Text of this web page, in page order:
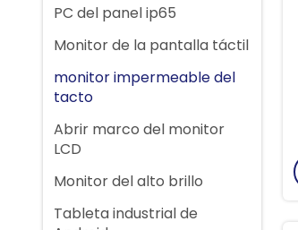
PC del panel ip65
Monitor de la pantalla táctil
monitor impermeable del
tacto
Abrir marco del monitor
LCD
Monitor del alto brillo
Tableta industrial de